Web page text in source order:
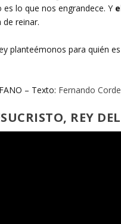
lo que nos engrandece. Y
de reinar.
planteémonos para quién
– Texto: Fernando
REY